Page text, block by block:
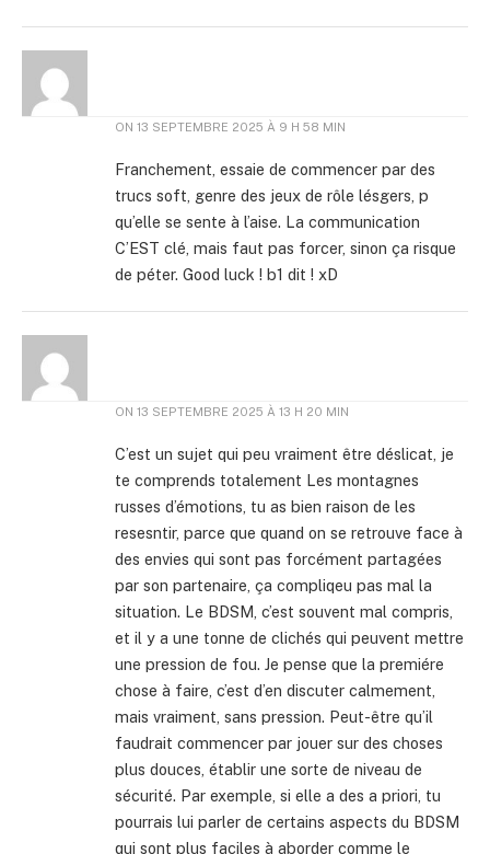
ON 13 SEPTEMBRE 2025 À 9 H 58 MIN
Franchement, essaie de commencer par des
trucs soft, genre des jeux de rôle lésgers, p
qu’elle se sente à l’aise. La communication
C’EST clé, mais faut pas forcer, sinon ça risque
de péter. Good luck ! b1 dit ! xD
ON 13 SEPTEMBRE 2025 À 13 H 20 MIN
C’est un sujet qui peu vraiment être déslicat, je
te comprends totalement Les montagnes
russes d’émotions, tu as bien raison de les
resesntir, parce que quand on se retrouve face à
des envies qui sont pas forcément partagées
par son partenaire, ça compliqeu pas mal la
situation. Le BDSM, c’est souvent mal compris,
et il y a une tonne de clichés qui peuvent mettre
une pression de fou. Je pense que la premiére
chose à faire, c’est d’en discuter calmement,
mais vraiment, sans pression. Peut-être qu’il
faudrait commencer par jouer sur des choses
plus douces, établir une sorte de niveau de
sécurité. Par exemple, si elle a des a priori, tu
pourrais lui parler de certains aspects du BDSM
qui sont plus faciles à aborder comme le